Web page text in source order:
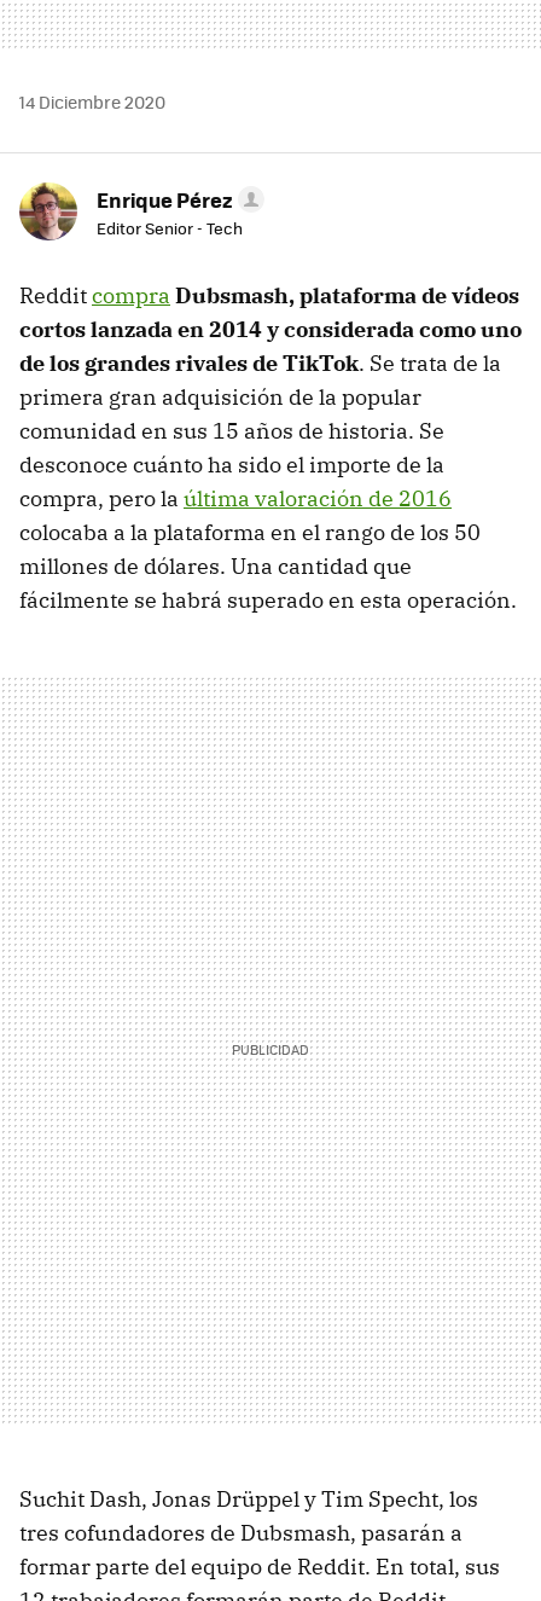
14 Diciembre 2020
Enrique Pérez
Editor Senior - Tech
Redditcompra Dubsmash, plataforma de vídeos
cortos lanzada en 2014 y considerada como uno
de los grandes rivales de TikTok. Se trata de la
primera gran adquisición de la popular
comunidad en sus 15 años de historia. Se
desconoce cuánto ha sido el importe de la
compra, pero la última valoración de 2016
colocaba a la plataforma en el rango de los 50
millones de dólares. Una cantidad que
fácilmente se habrá superado en esta operación.
Suchit Dash, Jonas Drüppel y Tim Specht, los
tres cofundadores de Dubsmash, pasarán a
formar parte del equipo de Reddit. En total, sus